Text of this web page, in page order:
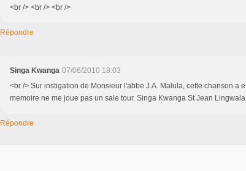
<br /> <br /> <br />
Répondre
Singa Kwanga 07/06/2010 18:03
<br /> Sur instigation de Monsieur l'abbe J.A. Malula, cette chanson a
memoire ne me joue pas un sale tour. Singa Kwanga St Jean
Répondre